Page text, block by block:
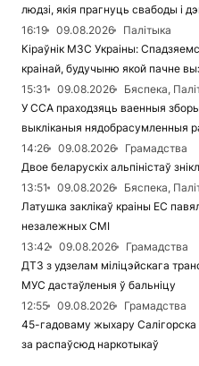
людзі, якія прагнуць свабоды і
16:19
09.08.2026
Палітыка
Кіраўнік МЗС Украіны:
краінай, будучыню якой пачне
15:31
09.08.2026
Бяспека,
У ССА праходзяць ваенныя
выкліканыя нядобрасумленныя
14:26
09.08.2026
Грамадства
Двое беларускіх альпіністаў
13:51
09.08.2026
Бяспека,
Латушка заклікаў краіны ЕС
незалежных СМІ
13:42
09.08.2026
Грамадства
ДТЗ з удзелам міліцэйскага
МУС дастаўленыя ў бальніцу
12:55
09.08.2026
Грамадства
45-гадоваму жыхару
за распаўсюд наркотыкаў